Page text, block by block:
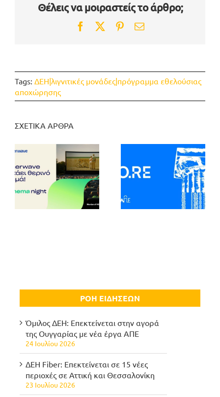
Θέλεις να μοιραστείς το άρθρο;
Facebook
TwitterPinterest
Email
Tags: ΔΕΗ|λιγνιτικές μονάδες|πρόγραμμα εθελούσιας
αποχώρησης
ΣΧΕΤΙΚΑ ΑΡΘΡΑ
ΡΟΗ ΕΙΔΗΣΕΩΝ
Όμιλος ΔΕΗ: Επεκτείνεται στην αγορά
της Ουγγαρίας με νέα έργα ΑΠΕ
24 Ιουλίου 2026
ΔΕΗ Fiber: Επεκτείνεται σε 15 νέες
περιοχές σε Αττική και Θεσσαλονίκη
23 Ιουλίου 2026